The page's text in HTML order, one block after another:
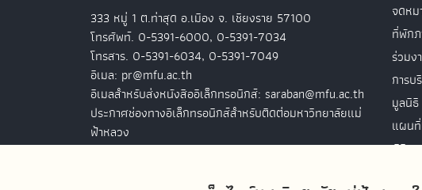
333 หมู่ 1 ต.ท่าสุด อ.เมือง จ. เชียงราย 57100
โทรศัพท์. 0-5391-6000, 0-5391-7034
โทรสาร. 0-5391-6034, 0-5391-7049
อีเมล: pr@mfu.ac.th
อีเมลสำหรับส่งหนังสืออิเล็กทรอนิกส์: saraban@mfu.ac.th
ประกาศช่องทางอิเล็กทรอนิกส์สำหรับติดต่อมหาวิทยาลัยแม่
ฟ้าหลวง
จดหม
ที่พัก
ร่วม
การบ
มูลนิธิ
แผน
พิธีพ